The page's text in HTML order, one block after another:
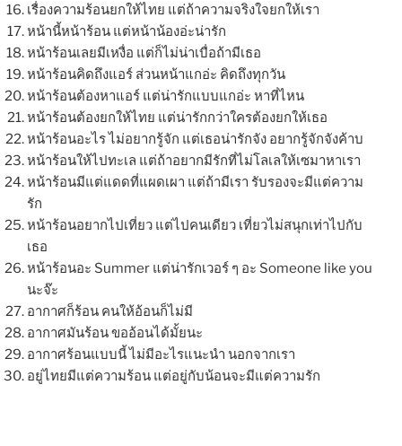
เรื่องความร้อนยกให้ไทย แต่ถ้าความจริงใจยกให้เรา
หน้านี้หน้าร้อน แต่หน้าน้องอ่ะน่ารัก
หน้าร้อนเลยมีเหงื่อ แต่ก็ไม่น่าเบื่อถ้ามีเธอ
หน้าร้อนคิดถึงแอร์ ส่วนหน้าแกอ่ะ คิดถึงทุกวัน
หน้าร้อนต้องหาแอร์ แต่น่ารักแบบแกอ่ะ หาที่ไหน
หน้าร้อนต้องยกให้ไทย แต่น่ารักกว่าใครต้องยกให้เธอ
หน้าร้อนอะไร ไม่อยากรู้จัก แต่เธอน่ารักจัง อยากรู้จักจังค้าบ
หน้าร้อนให้ไปทะเล แต่ถ้าอยากมีรักที่ไม่โลเลให้เซมาหาเรา
หน้าร้อนมีแต่แดดที่แผดเผา แต่ถ้ามีเรา รับรองจะมีแต่ความ
รัก
หน้าร้อนอยากไปเที่ยว แต่ไปคนเดียว เที่ยวไม่สนุกเท่าไปกับ
เธอ
หน้าร้อนอะ Summer แต่น่ารักเวอร์ ๆ อะ Someone like you
นะจ๊ะ
อากาศก็ร้อน คนให้อ้อนก็ไม่มี
อากาศมันร้อน ขออ้อนได้มั้ยนะ
อากาศร้อนแบบนี้ ไม่มีอะไรแนะนำ นอกจากเรา
อยู่ไทยมีแต่ความร้อน แต่อยู่กับน้อนจะมีแต่ความรัก